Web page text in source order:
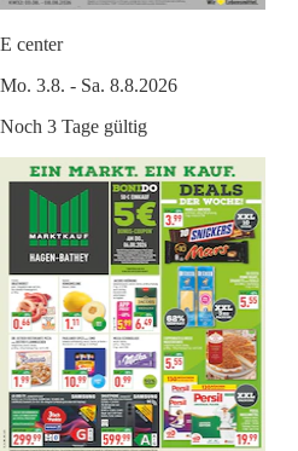
E center
Mo. 3.8. - Sa. 8.8.2026
Noch 3 Tage gültig